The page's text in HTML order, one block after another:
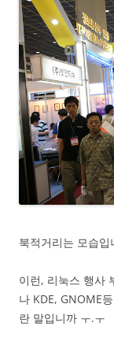
북적거리는 모습입
이런, 리눅스 행사
나 KDE, GNOME
란 말입니까 ㅜ.ㅜ